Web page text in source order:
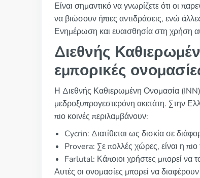
Είναι σημαντικό να γνωρίζετε ότι οι
να βιώσουν ήπιες αντιδράσεις, ενώ
Ενημέρωση και ευαισθησία στη χρήση
Διεθνής
εμπορικές
Η Διεθνής Καθιερωμένη Ονομασία
μεδροξυπρογεστερόνη ακετάτη. Στην
πιο κοινές περιλαμβάνουν:
Cycrin: Διατίθεται ως δισκία σε
Provera: Σε πολλές χώρες, είναι η
Farlutal: Κάποιοι χρήστες μπορεί να
Αυτές οι ονομασίες μπορεί να